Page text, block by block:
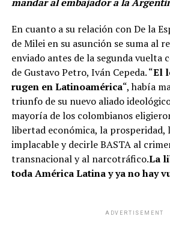
En cuanto a su relación con De la
de Milei en su asunción se suma al
enviado antes de la segunda vuelta
de Gustavo Petro, Iván Cepeda. “El
rugen en Latinoamérica“, había
triunfo de su nuevo aliado
mayoría de los colombianos
libertad económica, la prosperidad,
implacable y decirle BASTA al
transnacional y al narcotráfico.La
toda América Latina y ya no hay
ADVERTISEMENT